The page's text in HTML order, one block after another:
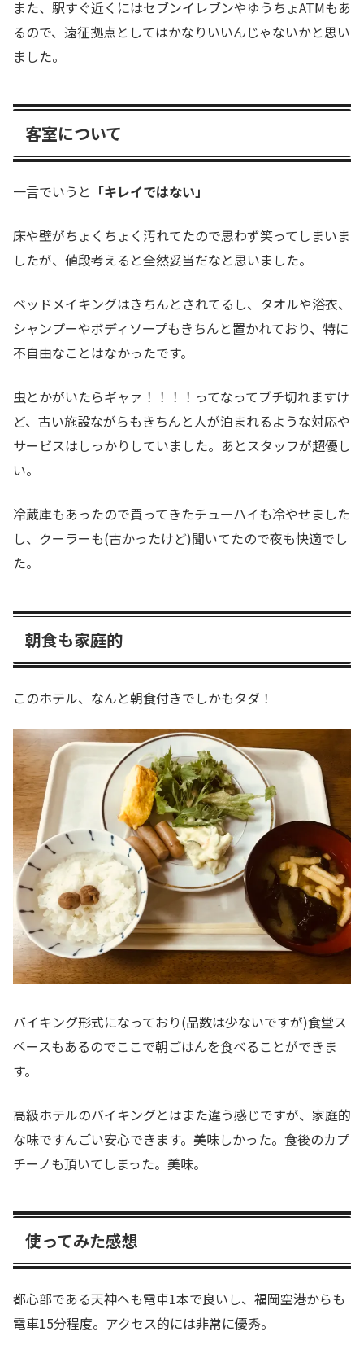
また、駅すぐ近くにはセブンイレブンやゆうちょATMもあ
るので、遠征拠点としてはかなりいいんじゃないかと思い
ました。
客室について
一言でいうと 「キレイではない」
床や壁がちょくちょく汚れてたので思わず笑ってしまいま
したが、値段考えると全然妥当だなと思いました。
ベッドメイキングはきちんとされてるし、タオルや浴衣、
シャンプーやボディソープもきちんと置かれており、特に
不自由なことはなかったです。
虫とかがいたらギャァ！！！！ってなってブチ切れますけ
ど、古い施設ながらもきちんと人が泊まれるような対応や
サービスはしっかりしていました。あとスタッフが超優し
い。
冷蔵庫もあったので買ってきたチューハイも冷やせました
し、クーラーも(古かったけど)聞いてたので夜も快適でし
た。
朝食も家庭的
このホテル、なんと朝食付きでしかもタダ！
バイキング形式になっており(品数は少ないですが)食堂ス
ペースもあるのでここで朝ごはんを食べることができま
す。
高級ホテルのバイキングとはまた違う感じですが、家庭的
な味ですんごい安心できます。美味しかった。食後のカプ
チーノも頂いてしまった。美味。
使ってみた感想
都心部である天神へも電車1本で良いし、福岡空港からも
電車15分程度。アクセス的には非常に優秀。